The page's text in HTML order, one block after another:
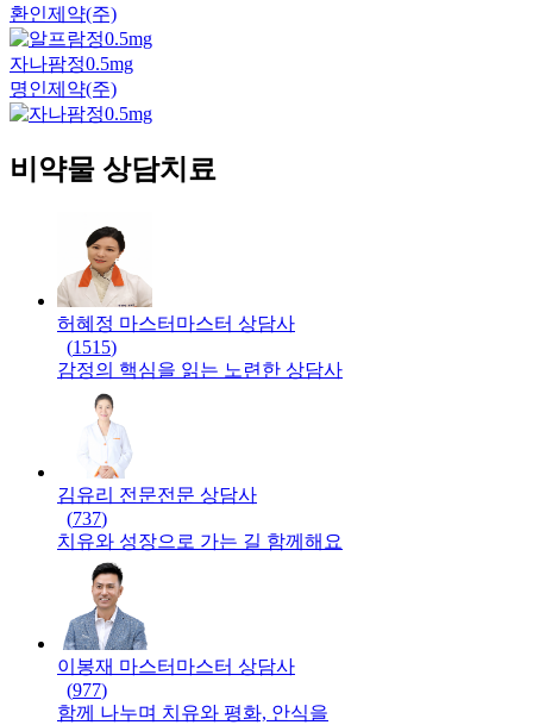
환인제약(주)
자나팜정0.5mg
명인제약(주)
비약물 상담치료
허혜정 마스터 마스터 상담사
(1515)
감정의 핵심을 읽는 노련한 상담사
김유리 전문전문 상담사
(737)
치유와 성장으로 가는 길 함께해요
이봉재 마스터 마스터 상담사
(977)
함께 나누며 치유와 평화, 안식을